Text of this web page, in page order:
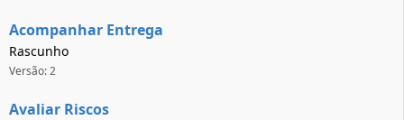
Acompanhar Entrega
Rascunho
Versão: 2
Avaliar Riscos